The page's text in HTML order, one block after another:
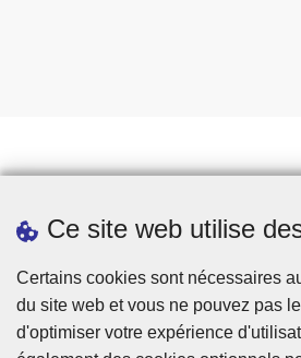
Ce site web utilise
Certains cookies sont nécessaires
du site web et vous ne pouvez pas
d'optimiser votre expérience
Presse